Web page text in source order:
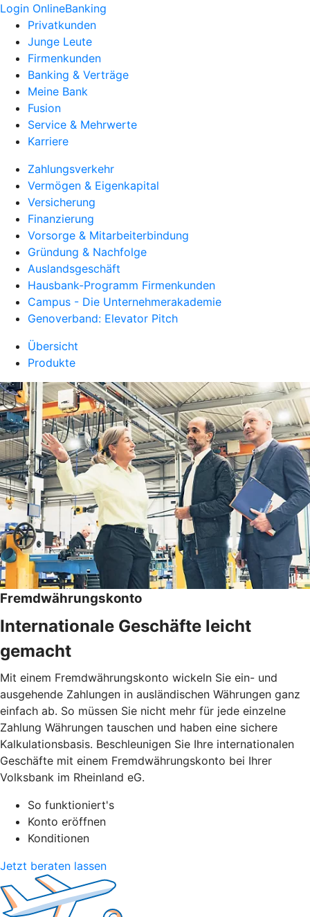
Login OnlineBanking
Privatkunden
Junge Leute
Firmenkunden
Banking & Verträge
Meine Bank
Fusion
Service & Mehrwerte
Karriere
Zahlungsverkehr
Vermögen & Eigenkapital
Versicherung
Finanzierung
Vorsorge & Mitarbeiterbindung
Gründung & Nachfolge
Auslandsgeschäft
Hausbank-Programm Firmenkunden
Campus - Die Unternehmerakademie
Genoverband: Elevator Pitch
Übersicht
Produkte
Fremdwährungskonto
Internationale Geschäfte leicht
gemacht
Mit einem Fremdwährungskonto wickeln Sie ein- und
ausgehende Zahlungen in ausländischen Währungen ganz
einfach ab. So müssen Sie nicht mehr für jede einzelne
Zahlung Währungen tauschen und haben eine sichere
Kalkulationsbasis. Beschleunigen Sie Ihre internationalen
Geschäfte mit einem Fremdwährungskonto bei Ihrer
Volksbank im Rheinland eG.
So funktioniert's
Konto eröffnen
Konditionen
Jetzt beraten lassen